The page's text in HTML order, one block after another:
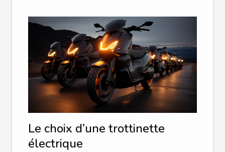
Le choix d’une trottinette
électrique